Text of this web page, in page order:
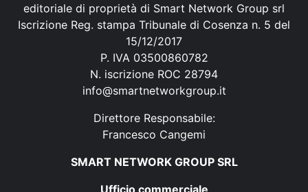
editoriale di proprietà di Smart Network Group srl
Iscrizione Reg. stampa Tribunale di Cosenza n. 5 del
15/12/2017
P. IVA 03500860782
N. iscrizione ROC 28794
info@smartnetworkgroup.it
Direttore Responsabile:
Francesco Cangemi
SMART NETWORK GROUP SRL
Ufficio commerciale